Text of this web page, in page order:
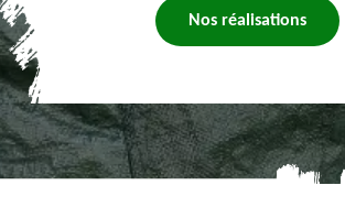
Nos réalisations